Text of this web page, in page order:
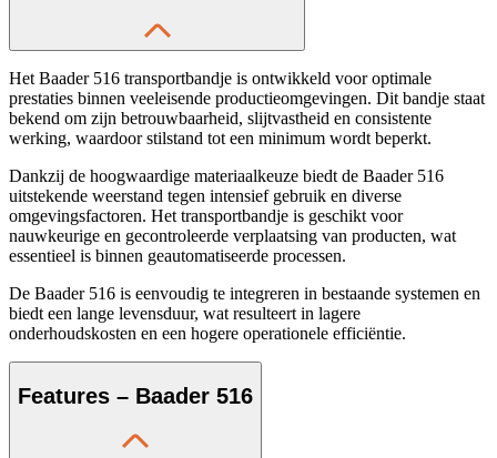
Het Baader 516 transportbandje is ontwikkeld voor optimale
prestaties binnen veeleisende productieomgevingen. Dit bandje staat
bekend om zijn betrouwbaarheid, slijtvastheid en consistente
werking, waardoor stilstand tot een minimum wordt beperkt.
Dankzij de hoogwaardige materiaalkeuze biedt de Baader 516
uitstekende weerstand tegen intensief gebruik en diverse
omgevingsfactoren. Het transportbandje is geschikt voor
nauwkeurige en gecontroleerde verplaatsing van producten, wat
essentieel is binnen geautomatiseerde processen.
De Baader 516 is eenvoudig te integreren in bestaande systemen en
biedt een lange levensduur, wat resulteert in lagere
onderhoudskosten en een hogere operationele efficiëntie.
Features – Baader 516